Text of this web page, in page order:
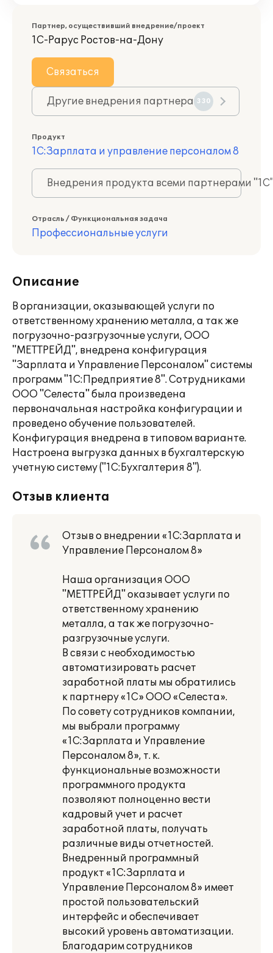
Партнер, осуществивший внедрение/проект
1С-Рарус Ростов-на-Дону
Связаться
Другие внедрения партнера 330
Продукт
1С:Зарплата и управление персоналом 8
Внедрения продукта всеми партнерами
Отрасль / Функциональная задача
Профессиональные услуги
Описание
В организации, оказывающей услуги по
ответственному хранению металла, а так же
погрузочно-разгрузочные услуги, ООО
"МЕТТРЕЙД", внедрена конфигурация
"Зарплата и Управление Персоналом" системы
программ "1С:Предприятие 8". Сотрудниками
ООО "Селеста" была произведена
первоначальная настройка конфигурации и
проведено обучение пользователей.
Конфигурация внедрена в типовом варианте.
Настроена выгрузка данных в бухгалтерскую
учетную систему ("1С:Бухгалтерия 8").
Отзыв клиента
Отзыв о внедрении «1С:Зарплата и
Управление Персоналом 8»
Наша организация ООО
"МЕТТРЕЙД" оказывает услуги по
ответственному хранению
металла, а так же погрузочно-
разгрузочные услуги.
В связи с необходимостью
автоматизировать расчет
заработной платы мы обратились
к партнеру «1С» ООО «Селеста».
По совету сотрудников компании,
мы выбрали программу
«1С:Зарплата и Управление
Персоналом 8», т. к.
функциональные возможности
программного продукта
позволяют полноценно вести
кадровый учет и расчет
заработной платы, получать
различные виды отчетностей.
Внедренный программный
продукт «1С:Зарплата и
Управление Персоналом 8» имеет
простой пользовательский
интерфейс и обеспечивает
высокий уровень автоматизации.
Благодарим сотрудников